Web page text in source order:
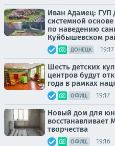
Иван Адамец: ГУП
системной
по наведению
Куйбышевском
ДОНЕЦК 19:17
Шесть детских
центров будут
года в рамках
ОФИЦ. 19:17
Новый дом для
восстанавливает
творчества
ОФИЦ. 19:16